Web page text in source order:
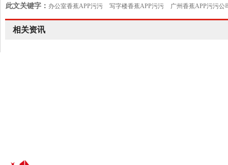
此文关键字： 办公室香蕉APP污污 写字楼香蕉APP污污 广州香蕉APP污污公
室设计
相关资讯